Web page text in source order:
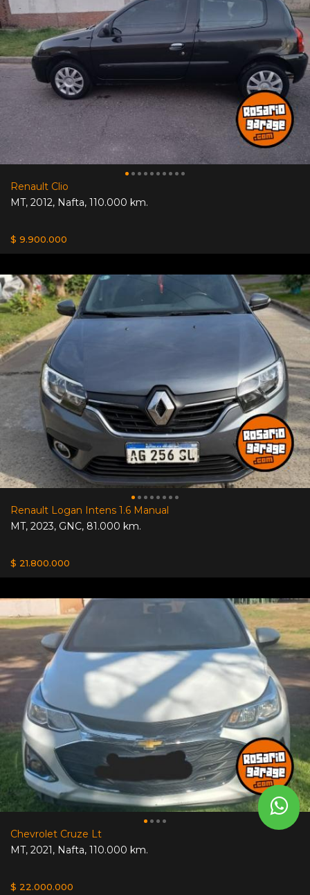
Renault Clio
MT, 2012, Nafta, 110.000 km.
$ 9.900.000
Renault Logan Intens 1.6 Manual
MT, 2023, GNC, 81.000 km.
$ 21.800.000
Chevrolet Cruze Lt
MT, 2021, Nafta, 110.000 km.
$ 22.000.000